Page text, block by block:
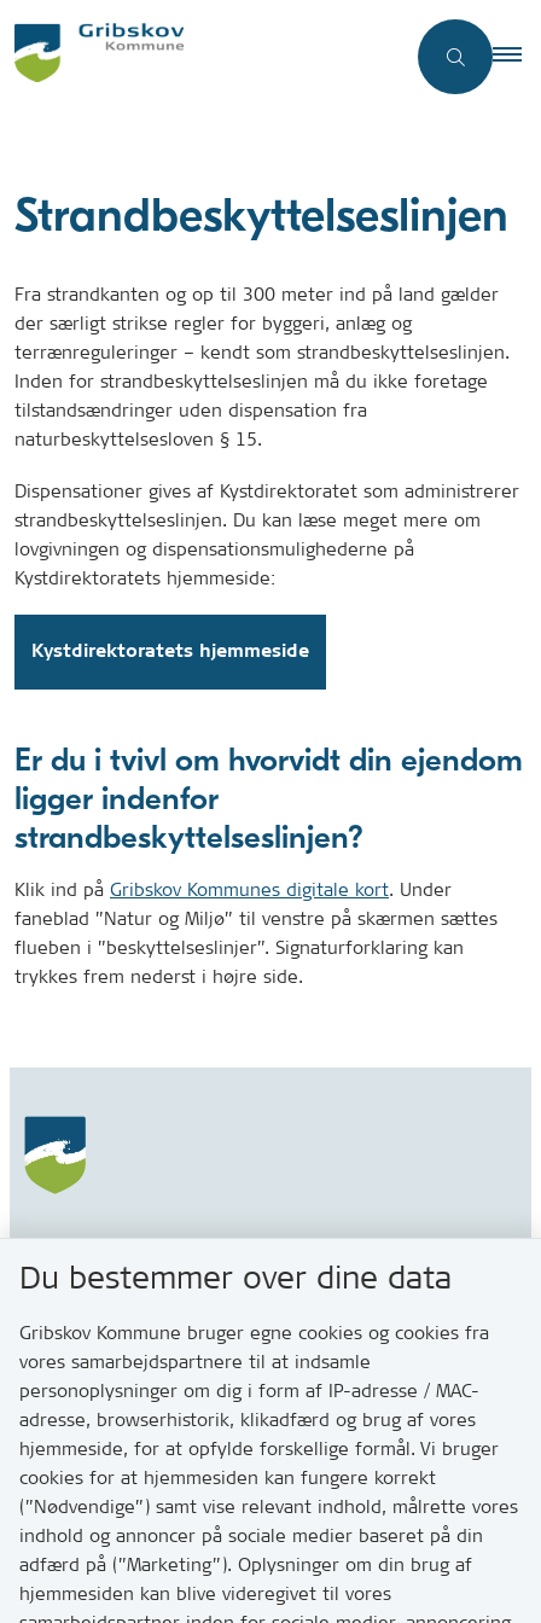
Strandbeskyttelseslinjen
Fra strandkanten og op til 300 meter ind på land gælder
der særligt strikse regler for byggeri, anlæg og
terrænreguleringer – kendt som strandbeskyttelseslinjen.
Inden for strandbeskyttelseslinjen må du ikke foretage
tilstandsændringer uden dispensation fra
naturbeskyttelsesloven § 15.
Dispensationer gives af Kystdirektoratet som administrerer
strandbeskyttelseslinjen. Du kan læse meget mere om
lovgivningen og dispensationsmulighederne på
Kystdirektoratets hjemmeside:
Kystdirektoratets hjemmeside
Er du i tvivl om hvorvidt din ejendom
ligger indenfor
strandbeskyttelseslinjen?
Klik ind på Gribskov Kommunes digitale kort. Under
faneblad ”Natur og Miljø” til venstre på skærmen sættes
flueben i ”beskyttelseslinjer”. Signaturforklaring kan
trykkes frem nederst i højre side.
3200 Helsinge
Kontakt
Skriv til os via Digital Post
Har du brug for at komme i kontakt med os? Se her
hvordan
Tip os om huller i vejen eller andet
T:7249 6000
Bemærk: vi har mange opkald mellem kl. 10 og 11
Du bestemmer over dine data
Gribskov Kommune bruger egne cookies og cookies fra
vores samarbejdspartnere til at indsamle
personoplysninger om dig i form af IP-adresse / MAC-
adresse, browserhistorik, klikadfærd og brug af vores
hjemmeside, for at opfylde forskellige formål. Vi bruger
cookies for at hjemmesiden kan fungere korrekt
(”Nødvendige”) samt vise relevant indhold, målrette vores
indhold og annoncer på sociale medier baseret på din
adfærd på (”Marketing”). Oplysninger om din brug af
hjemmesiden kan blive videregivet til vores